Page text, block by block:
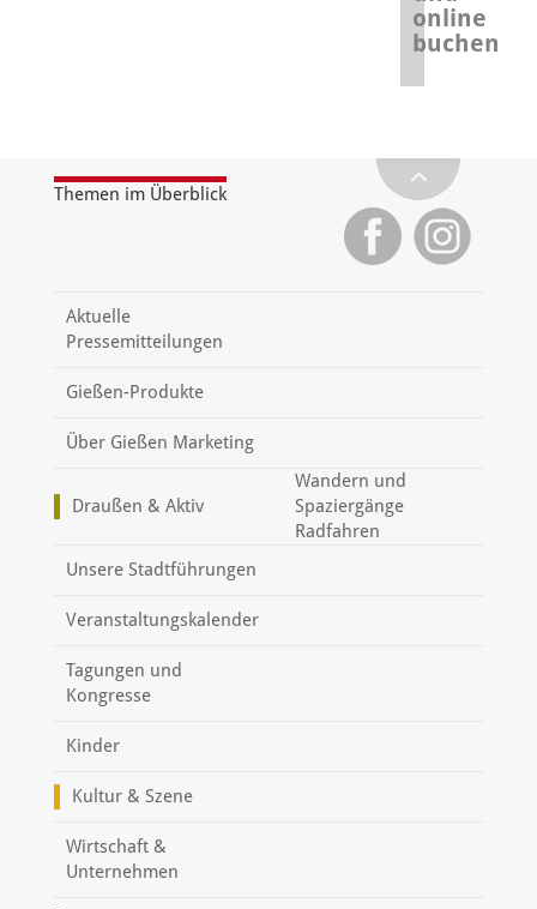
online
buchen
Themen im Überblick
Aktuelle
Pressemitteilungen
Gießen-Produkte
Über Gießen Marketing
Draußen & Aktiv
Wandern und
Spaziergänge
Radfahren
Unsere Stadtführungen
Veranstaltungskalender
Tagungen und
Kongresse
Kinder
Kultur & Szene
Wirtschaft &
Unternehmen